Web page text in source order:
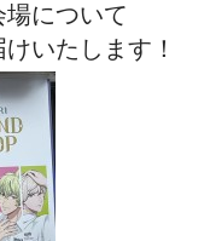
について
いたします！